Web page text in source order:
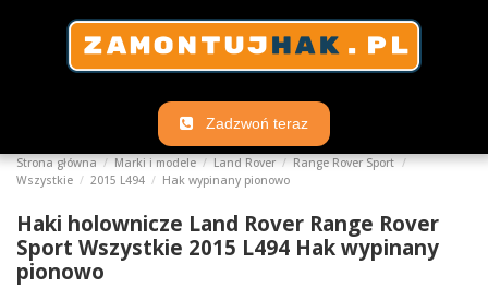
Zadzwoń teraz
Strona główna Marki i modele Land Rover
Range Rover Sport
Wszystkie
2015 L494 Hak wypinany pionowo
Haki holownicze Land Rover Range Rover
Sport Wszystkie 2015 L494 Hak wypinany
pionowo